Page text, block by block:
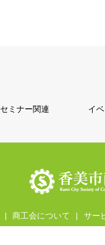
セミナー関連 イ
商工会について サー